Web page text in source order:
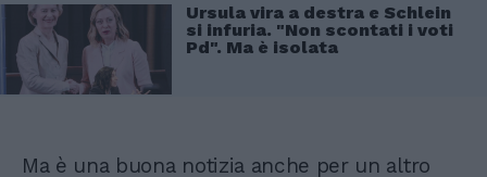
Ursula vira a destra e Schlein
si infuria. "Non scontati i voti
Pd". Ma è isolata
Ma è una buona notizia anche per un altro